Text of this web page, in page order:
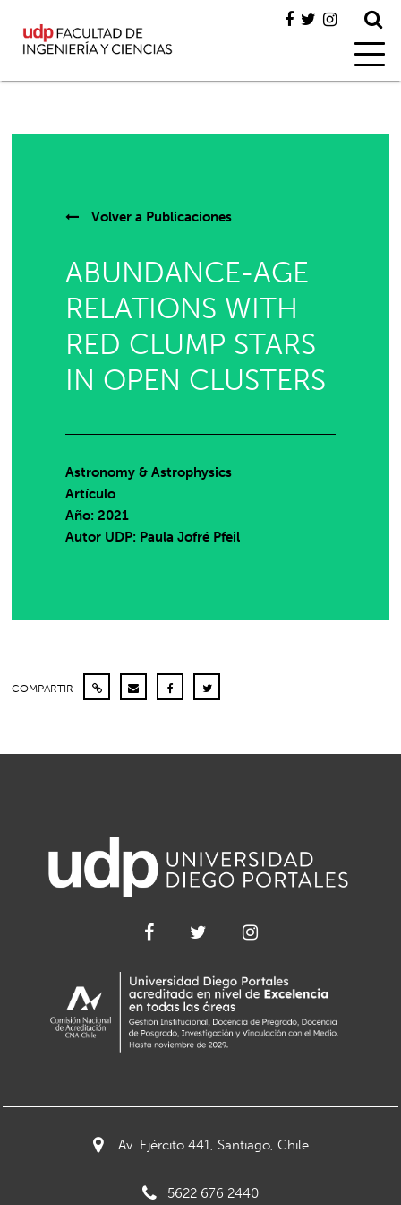
Volver a Publicaciones
ABUNDANCE-AGE
RELATIONS WITH
RED CLUMP STARS
IN OPEN CLUSTERS
Astronomy & Astrophysics
Artículo
Año: 2021
Autor UDP: Paula Jofré Pfeil
COMPARTIR
Av. Ejército 441, Santiago, Chile
5622 676 2440